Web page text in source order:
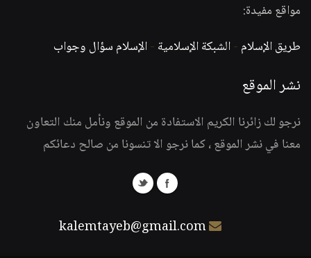
مواقع مفيدة:
طريق الإسلام -الشبكة الإسلامية -الإسلام سؤال وجواب
نشر الموقع
نرجو لك زائرنا الكريم الاستفادة من الموقع ونأمل منك التعاون
معنا في نشر الموقع ، كما نرجو الا تنسونا من صالح دعائكم
kalemtayeb@gmail.com